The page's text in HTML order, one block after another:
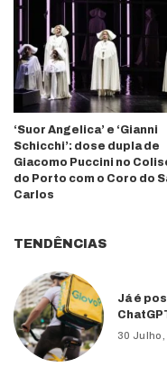
‘Suor Angelica’ e ‘Gianni
Schicchi’: dose dupla de
Giacomo Puccini no
do Porto com o Coro do
Carlos
TENDÊNCIAS
Já é
30 Julho,